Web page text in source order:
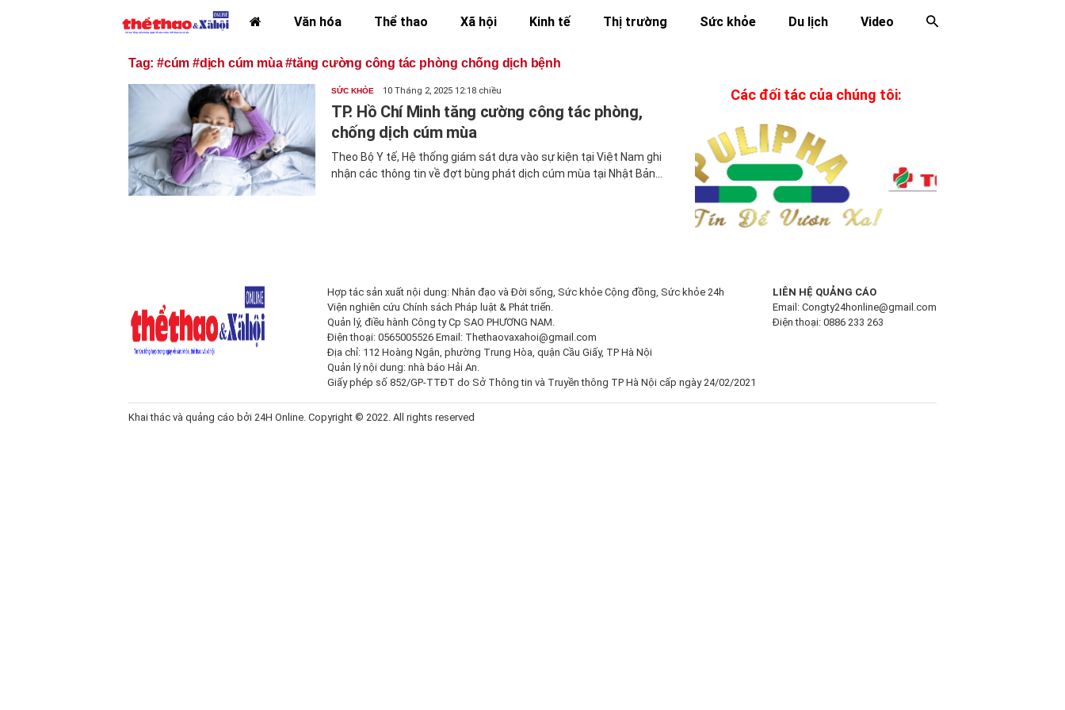
Văn hóa Thể thao Xã hội Kinh tế Thị trường Sức khỏe Du lịch Video
Tag: #cúm #dịch cúm mùa #tăng cường công tác phòng chống dịch bệnh
SỨC KHỎE 10 Tháng 2, 2025 12:18 chiều
TP. Hồ Chí Minh tăng cường công tác phòng,
chống dịch cúm mùa
Theo Bộ Y tế, Hệ thống giám sát dựa vào sự kiện tại Việt Nam ghi
nhận các thông tin về đợt bùng phát dịch cúm mùa tại Nhật Bản...
Các đối tác của chúng tôi:
Hợp tác sản xuất nội dung: Nhân đạo và Đời sống, Sức khỏe Cộng đồng, Sức khỏe 24h
Viện nghiên cứu Chính sách Pháp luật & Phát triển.
Quản lý, điều hành Công ty Cp SAO PHƯƠNG NAM.
Điện thoại: 0565005526 Email: Thethaovaxahoi@gmail.com
Địa chỉ: 112 Hoàng Ngân, phường Trung Hòa, quận Cầu Giấy, TP Hà Nội
Quản lý nội dung: nhà báo Hải An.
Giấy phép số 852/GP-TTĐT do Sở Thông tin và Truyền thông TP Hà Nội cấp ngày 24/02/2021
LIÊN HỆ QUẢNG CÁO
Email: Congty24honline@gmail.com
Điện thoại: 0886 233 263
Khai thác và quảng cáo bởi 24H Online. Copyright © 2022. All rights reserved